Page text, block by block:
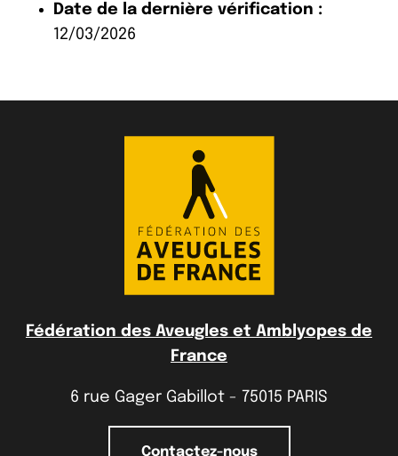
Date de la dernière vérification :
12/03/2026
Fédération des Aveugles et Amblyopes de
France
6 rue Gager Gabillot - 75015 PARIS
Contactez-nous